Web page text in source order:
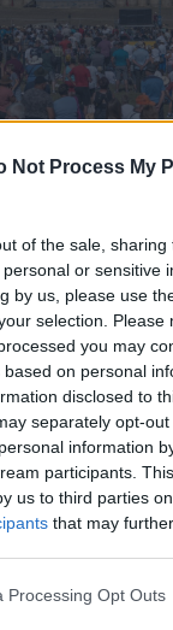
Not Process My
of the sale,
or sensitive
by us, please use
selection. Please
you may
on personal
disclosed to
separately opt-
information
participants.
us to third parties
that may
Processing Opt Outs
Vágtára a
ugyanis
előjoga még
a
helyen
végzett